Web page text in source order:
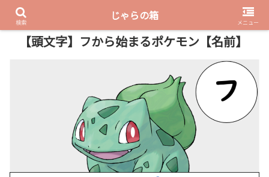
PR
【頭文字】フから始まるポケモン【名前】
検索
じゃらの箱
メニュー